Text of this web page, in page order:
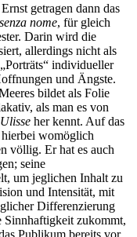
getragen dann das
nome, für gleich
Darin wird die
allerdings nicht als
individueller
und Ängste.
bildet als Folie
als man es von
Ulisse her kennt. Auf das
hierbei womöglich
völlig. Er hat es auch
seine
um jeglichen Inhalt zu
und Intensität, mit
Differenzierung
Sinnhaftigkeit zukommt,
Publikum bereits vor